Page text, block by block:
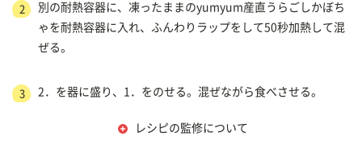
2
別の耐熱容器に、凍ったままのyumyum産直うらごしかぼち
ゃを耐熱容器に入れ、ふんわりラップをして50秒加熱して混
ぜる。
3 2．を器に盛り、1．をのせる。混ぜながら食べさせる。
レシピの監修について